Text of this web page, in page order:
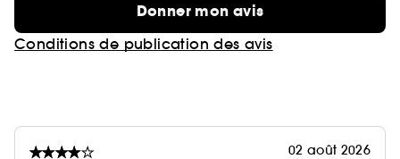
Donner mon avis
Conditions de publication des avis
02 août 2026